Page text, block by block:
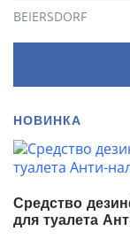
BEIERSDORF
НОВИНКА
Средство
для туалета